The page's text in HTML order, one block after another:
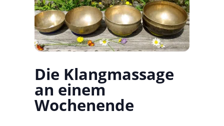
Die Klangmassage
an einem
Wochenende